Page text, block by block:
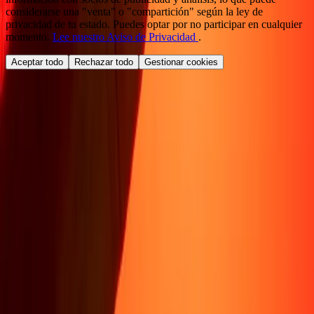
considerarse una "venta" o "compartición" según la ley de
privacidad de tu estado. Puedes optar por no participar en cualquier
momento. Lee nuestro Aviso de Privacidad .
Aceptar todo Rechazar todo Gestionar cookies